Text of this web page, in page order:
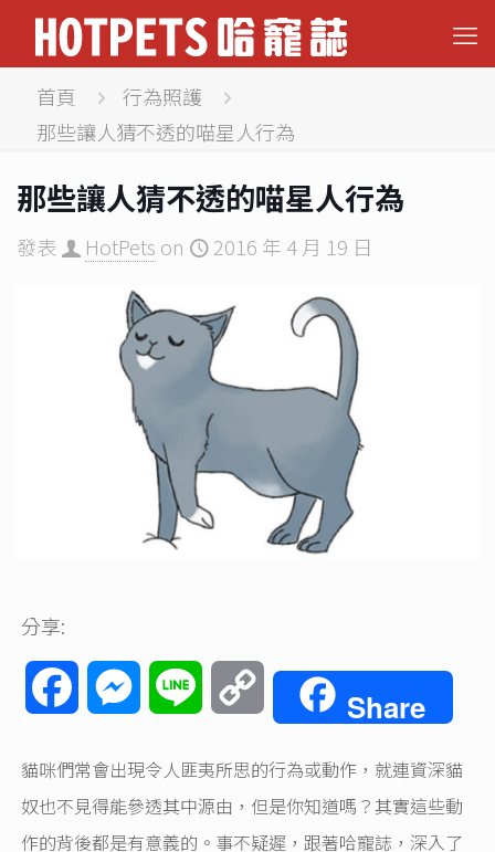
首頁
行為照護
那些讓人猜不透的喵星人行為
那些讓人猜不透的喵星人行為
發表 HotPets on 2016 年 4 月 19 日
分享:
FacebookMessenger
Line
Copy
Share
貓咪們常會出現令人匪夷所思的行為或動作，就連資深貓
奴也不見得能參透其中源由，但是你知道嗎？其實這些動
作的背後都是有意義的。事不疑遲，跟著哈寵誌，深入了